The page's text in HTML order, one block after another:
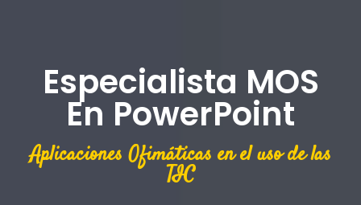
Especialista MOS
En PowerPoint
Aplicaciones Ofimáticas en el uso de las
TIC